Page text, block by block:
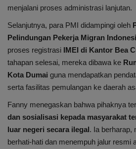
menjalani proses administrasi lanjutan.
Selanjutnya, para PMI didampingi oleh
Pelindungan Pekerja Migran
proses registrasi IMEI di Kantor Bea
tahapan selesai, mereka dibawa ke
Kota Dumai guna mendapatkan
serta fasilitas pemulangan ke daerah
Fanny menegaskan bahwa pihaknya
dan sosialisasi kepada masyarakat
luar negeri secara ilegal. Ia berharap,
berhati-hati dan menempuh jalur resmi